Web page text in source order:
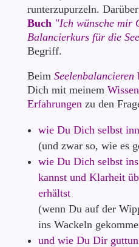
runterzupurzeln.
Buch "Ich wünsche mir
Balancierkurs für die
Begriff.
Beim Seelenbalancieren
Dich mit meinem Wissen
Erfahrungenzu den
wie Du Dich selbst
(und zwar so, wie es
wie Du Dich selbst
kannst und Klarheit
erhältst
(wenn Du auf der
ins Wackeln
und wie Du Dir